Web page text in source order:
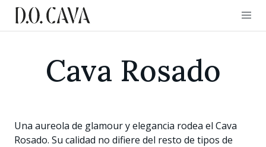
Cava Rosado
Una aureola de glamour y elegancia rodea el Cava
Rosado. Su calidad no difiere del resto de tipos de